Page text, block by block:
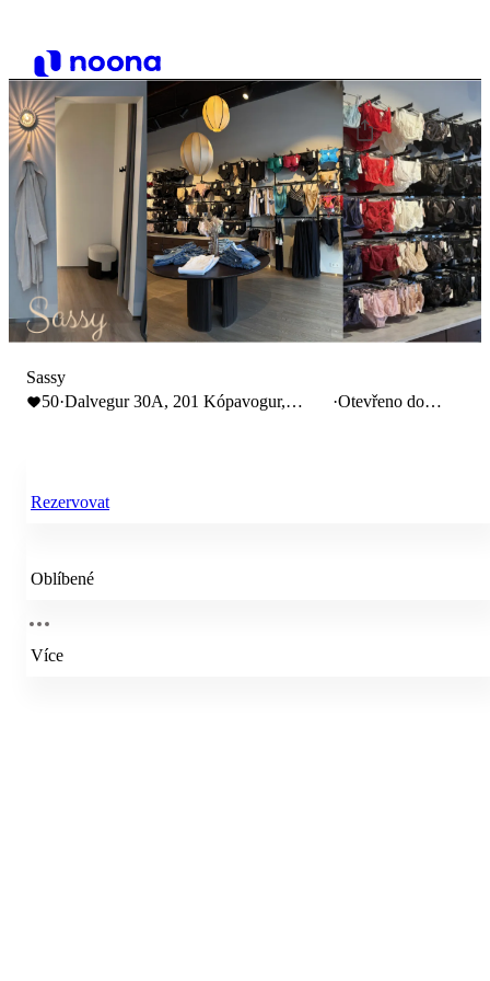
Sassy
50·Dalvegur 30A, 201 Kópavogur,
·Otevřeno do
Rezervovat
Oblíbené
Více